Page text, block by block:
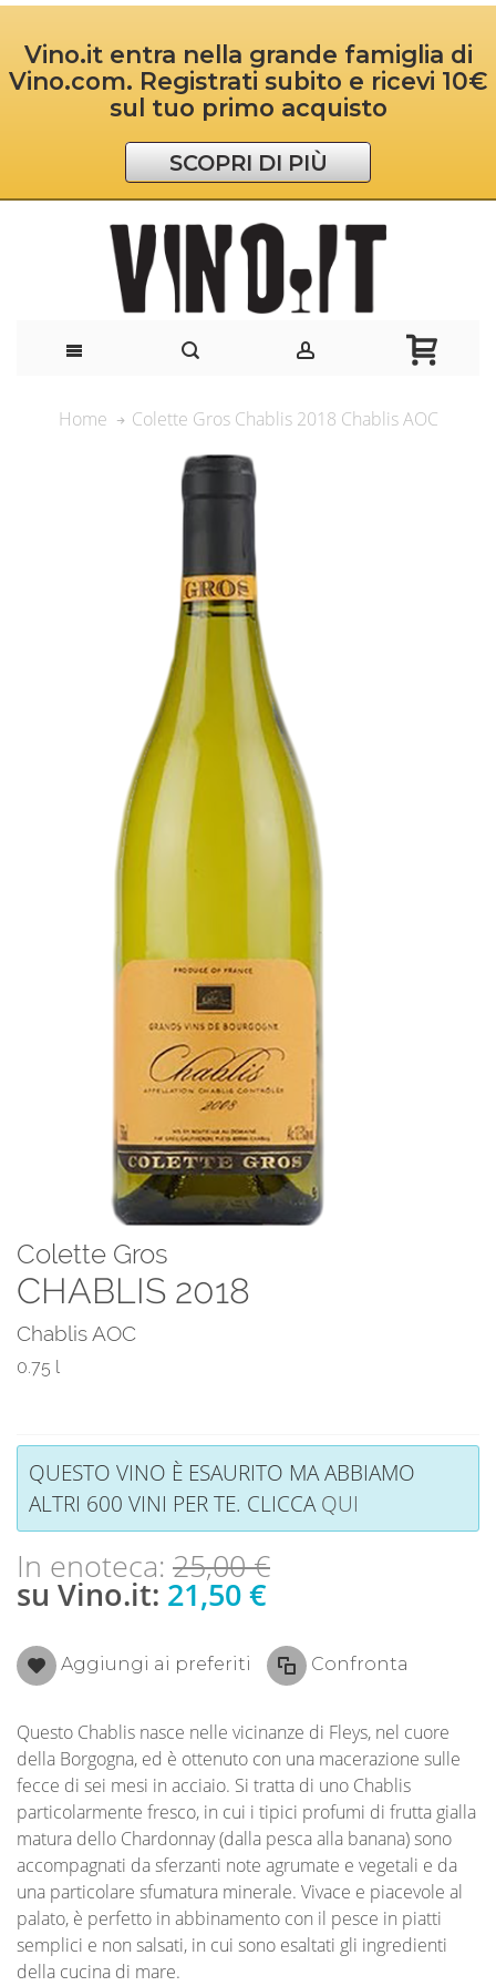
Vino.it entra nella grande famiglia di
Vino.com. Registrati subito e ricevi 10€
sul tuo primo acquisto
SCOPRI DI PIÙ
Home Colette Gros Chablis 2018 Chablis AOC
Colette Gros
CHABLIS 2018
Chablis AOC
0.75 l
QUESTO VINO È ESAURITO MA ABBIAMO
ALTRI 600 VINI PER TE. CLICCAQUI
In enoteca: 25,00 €
su Vino.it: 21,50 €
Aggiungi ai preferiti Confronta
Questo Chablis nasce nelle vicinanze di Fleys, nel cuore
della Borgogna, ed è ottenuto con una macerazione sulle
fecce di sei mesi in acciaio. Si tratta di uno Chablis
particolarmente fresco, in cui i tipici profumi di frutta gialla
matura dello Chardonnay (dalla pesca alla banana) sono
accompagnati da sferzanti note agrumate e vegetali e da
una particolare sfumatura minerale. Vivace e piacevole al
palato, è perfetto in abbinamento con il pesce in piatti
semplici e non salsati, in cui sono esaltati gli ingredienti
della cucina di mare.